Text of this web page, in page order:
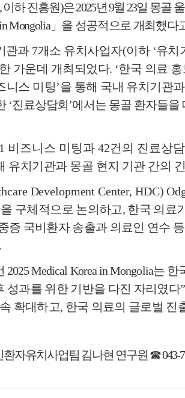
,이하 진흥원)은2025년9월 23일 몽골
Mongolia」 을 성공적으로 개최했다
관과 7개소 유치사업자(이하 ‘유치
가운데 개최되었다. ‘한국 의료 홍
니스 미팅’을 통해 국내 유치기관
‘진료상담회 ’에서는 몽골 환자들을
비즈니스 미팅과42건의 진료상
유치기관과 몽골 현지 기관 간의
Development Center, HDC)
구체적 으로 논의하고, 한국 의료
증 국비환자 송출과 의료인 연수
2025 Medical Korea in Mongolia는 한
성과를 위한 기반을 다진 자리였다”
확대하고, 한국 의료의 글로벌 진
자유치사업팀 김나현 연구원 ☎043-